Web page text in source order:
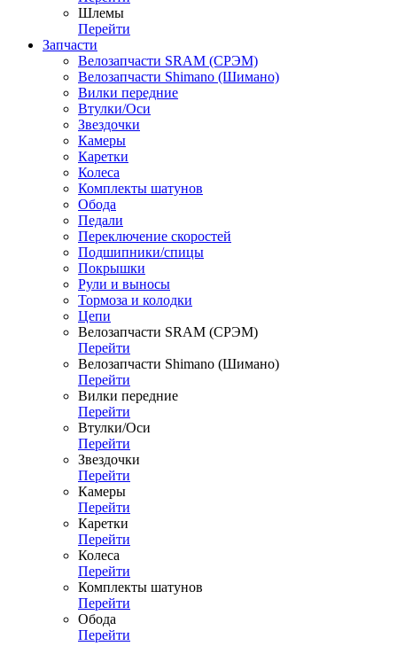
Шлемы
Перейти
Запчасти
Велозапчасти SRAM (СРЭМ)
Велозапчасти Shimano (Шимано)
Вилки передние
Втулки/Оси
Звездочки
Камеры
Каретки
Колеса
Комплекты шатунов
Обода
Педали
Переключение скоростей
Подшипники/спицы
Покрышки
Рули и выносы
Тормоза и колодки
Цепи
Велозапчасти SRAM (СРЭМ)
Перейти
Велозапчасти Shimano (Шимано)
Перейти
Вилки передние
Перейти
Втулки/Оси
Перейти
Звездочки
Перейти
Камеры
Перейти
Каретки
Перейти
Колеса
Перейти
Комплекты шатунов
Перейти
Обода
Перейти